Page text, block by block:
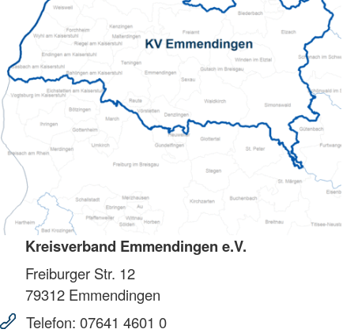
Kreisverband Emmendingen e.V.
Freiburger Str. 12
79312 Emmendingen
Telefon: 07641 4601 0